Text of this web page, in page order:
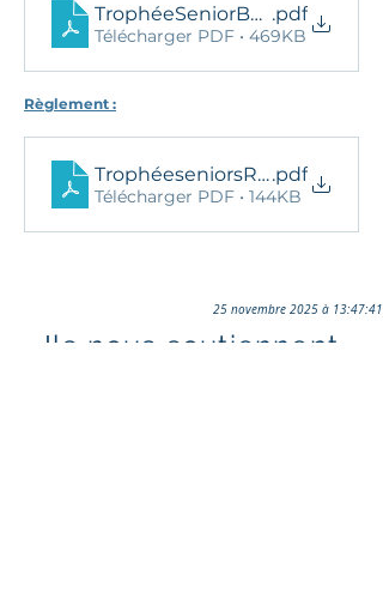
.pdf
Télécharger PDF • 469KB
Règlement :
.pdf
Télécharger PDF • 144KB
25 novembre 2025 à 13:47:41
Ils nous soutiennent